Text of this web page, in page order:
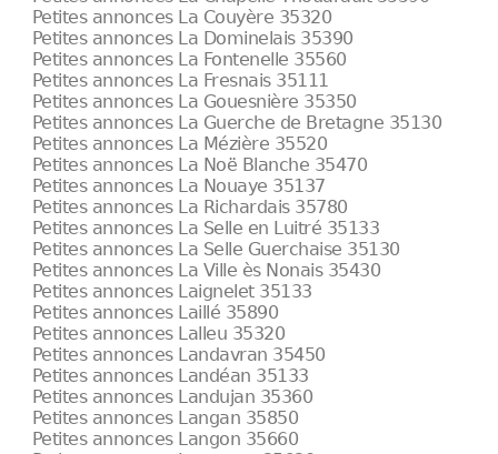
Petites annonces La Couyère 35320
Petites annonces La Dominelais 35390
Petites annonces La Fontenelle 35560
Petites annonces La Fresnais 35111
Petites annonces La Gouesnière 35350
Petites annonces La Guerche de Bretagne 35130
Petites annonces La Mézière 35520
Petites annonces La Noë Blanche 35470
Petites annonces La Nouaye 35137
Petites annonces La Richardais 35780
Petites annonces La Selle en Luitré 35133
Petites annonces La Selle Guerchaise 35130
Petites annonces La Ville ès Nonais 35430
Petites annonces Laignelet 35133
Petites annonces Laillé 35890
Petites annonces Lalleu 35320
Petites annonces Landavran 35450
Petites annonces Landéan 35133
Petites annonces Landujan 35360
Petites annonces Langan 35850
Petites annonces Langon 35660